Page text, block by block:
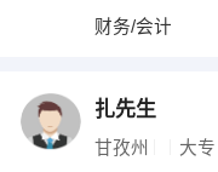
财务/会计
扎先生
甘孜州 大专